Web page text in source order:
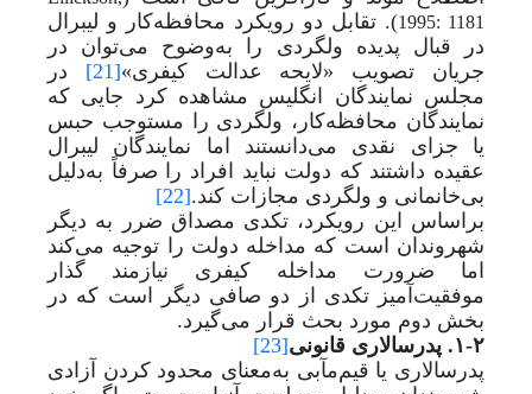
1995: 1181). تقابل دو رویکرد محافظه‌کار و لیبرال
در قبال پدیده ولگردی را به‌وضوح می‌توان در
جریان تصویب «لایحه عدالت کیفری»[21] در
مجلس نمایندگان انگلیس مشاهده کرد جایی که
نمایندگان محافظه‌کار، ولگردی را مستوجب حبس
یا جزای نقدی می‌دانستند اما نمایندگان لیبرال
عقیده داشتند که دولت نباید افراد را صرفاً به‌دلیل
بی‌خانمانی و ولگردی مجازات کند.[22]
براساس این رویکرد، تکدی مصداق ضرر به دیگر
شهروندان است که مداخله دولت را توجیه می‌کند
اما ضرورت مداخله کیفری نیازمند گذار
موفقیت‌آمیز تکدی از دو صافی دیگر است که در
بخش دوم مورد بحث قرار می‌گیرد.
۱-۲. پدرسالاری قانونی
[23]
پدرسالاری یا قیم‌مآبی بهمعنای محدود کردن آزادی